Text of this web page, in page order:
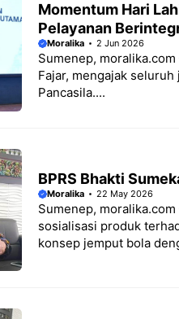
Momentum Hari
Pelayanan
Moralika 2 Jun 2026
Sumenep,
Fajar, mengajak
Pancasila....
BPRS Bhakti
Moralika 22 May 2026
Sumenep,
sosialisasi produk
konsep jemput bola